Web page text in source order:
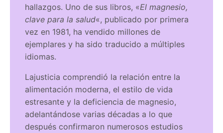
hallazgos. Uno de sus libros, «El magnesio,
clave para la salud«, publicado por primera
vez en 1981, ha vendido millones de
ejemplares y ha sido traducido a múltiples
idiomas.
Lajusticia comprendió la relación entre la
alimentación moderna, el estilo de vida
estresante y la deficiencia de magnesio,
adelantándose varias décadas a lo que
después confirmaron numerosos estudios